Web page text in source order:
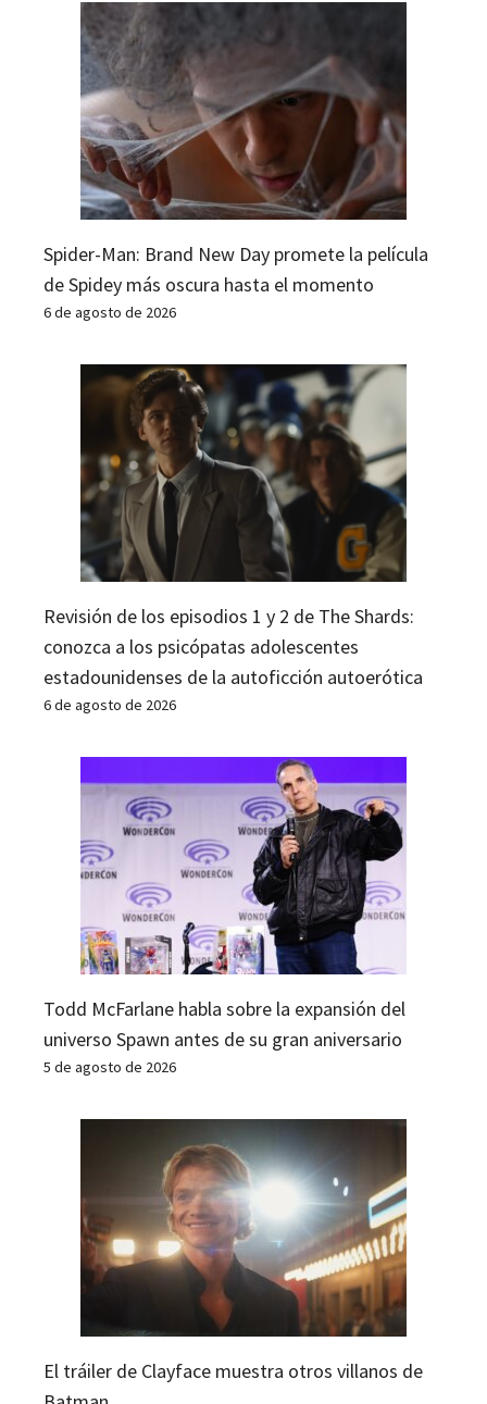
Spider-Man: Brand New Day promete la película
de Spidey más oscura hasta el momento
6 de agosto de 2026
Revisión de los episodios 1 y 2 de The Shards:
conozca a los psicópatas adolescentes
estadounidenses de la autoficción autoerótica
6 de agosto de 2026
Todd McFarlane habla sobre la expansión del
universo Spawn antes de su gran aniversario
5 de agosto de 2026
El tráiler de Clayface muestra otros villanos de